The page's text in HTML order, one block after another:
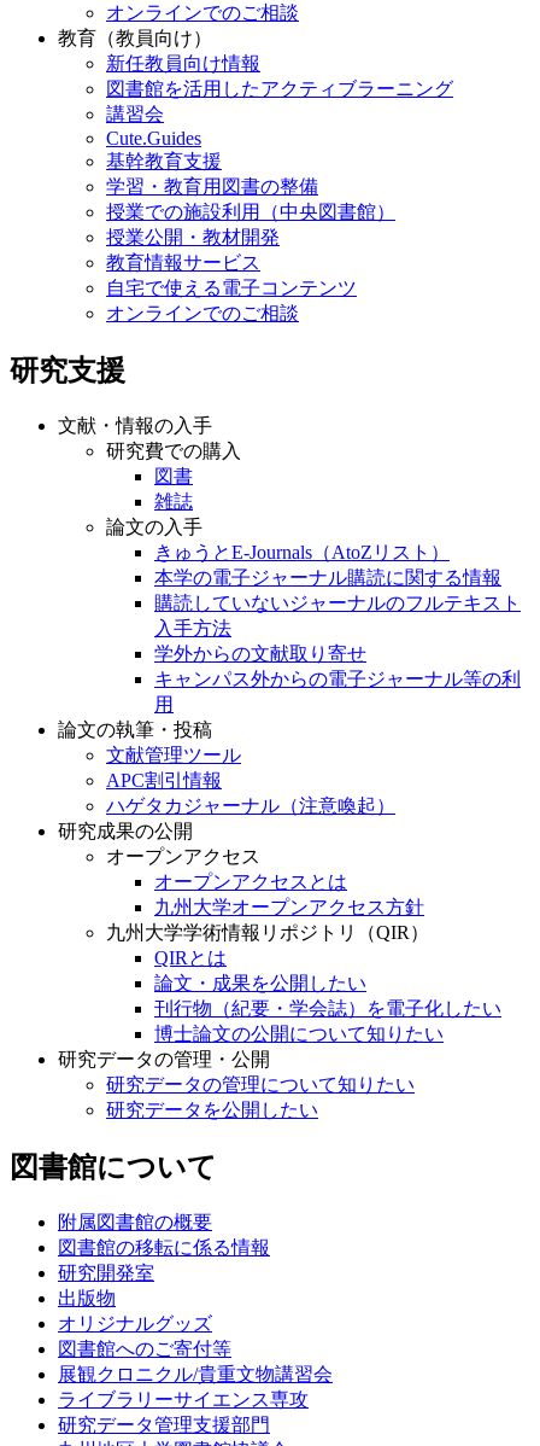
オンラインでのご相談
教育（教員向け）
新任教員向け情報
図書館を活用したアクティブラーニング
講習会
Cute.Guides
基幹教育支援
学習・教育用図書の整備
授業での施設利用（中央図書館）
授業公開・教材開発
教育情報サービス
自宅で使える電子コンテンツ
オンラインでのご相談
研究支援
文献・情報の入手
研究費での購入
図書
雑誌
論文の入手
きゅうとE-Journals（AtoZリスト）
本学の電子ジャーナル購読に関する情報
購読していないジャーナルのフルテキスト
入手方法
学外からの文献取り寄せ
キャンパス外からの電子ジャーナル等の利
用
論文の執筆・投稿
文献管理ツール
APC割引情報
ハゲタカジャーナル（注意喚起）
研究成果の公開
オープンアクセス
オープンアクセスとは
九州大学オープンアクセス方針
九州大学学術情報リポジトリ（QIR）
QIRとは
論文・成果を公開したい
刊行物（紀要・学会誌）を電子化したい
博士論文の公開について知りたい
研究データの管理・公開
研究データの管理について知りたい
研究データを公開したい
図書館について
附属図書館の概要
図書館の移転に係る情報
研究開発室
出版物
オリジナルグッズ
図書館へのご寄付等
展観クロニクル/貴重文物講習会
ライブラリーサイエンス専攻
研究データ管理支援部門